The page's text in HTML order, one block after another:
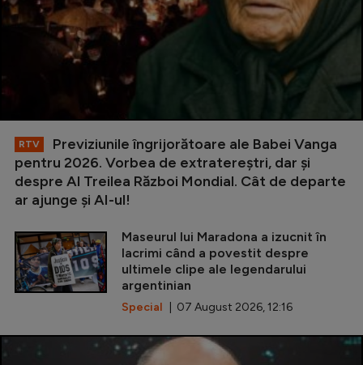
RTV
Previziunile îngrijorătoare ale Babei Vanga
pentru 2026. Vorbea de extratereștri, dar și
despre Al Treilea Război Mondial. Cât de departe
ar ajunge și AI-ul!
Maseurul lui Maradona a izucnit în
lacrimi când a povestit despre
ultimele clipe ale legendarului
argentinian
Special | 07 August 2026, 12:16